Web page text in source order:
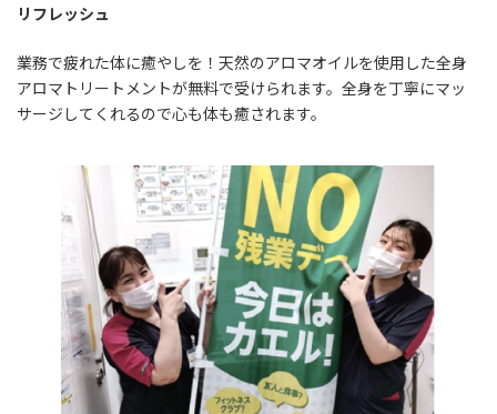
リフレッシュ
業務で疲れた体に癒やしを！天然のアロマオイルを使用した全身
アロマトリートメントが無料で受けられます。全身を丁寧にマッ
サージしてくれるので心も体も癒されます。